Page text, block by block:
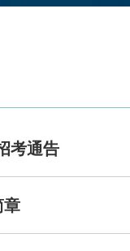
考通告
章